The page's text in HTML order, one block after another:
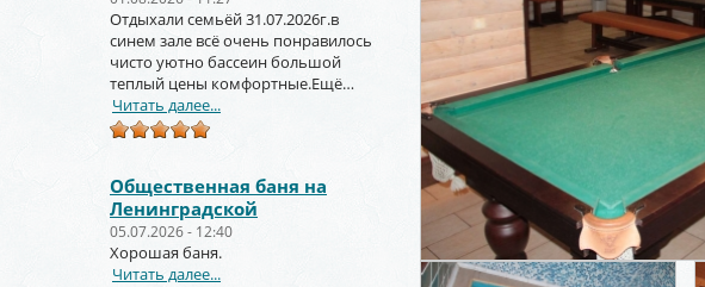
Отдыхали семьёй 31.07.2026г.в
синем зале всё очень понравилось
чисто уютно бассеин большой
теплый цены комфортные.Ещё
вернёмся и не раз!!!
Читать далее...
Общественная баня на
Ленинградской
05.07.2026 - 12:40
Хорошая баня.
Читать далее...